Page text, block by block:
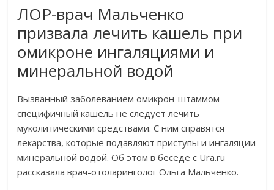
ЛОР-врач Мальченко
призвала лечить кашель при
омикроне ингаляциями и
минеральной водой
Вызванный заболеванием омикрон-штаммом
специфичный кашель не следует лечить
муколитическими средствами. С ним справятся
лекарства, которые подавляют приступы и ингаляции
минеральной водой. Об этом в беседе с Ura.ru
рассказала врач-отоларинголог Ольга Мальченко.